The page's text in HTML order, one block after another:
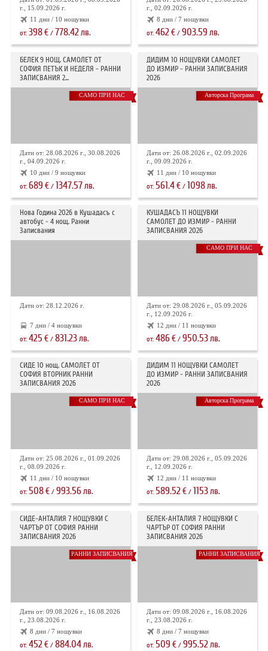
г., 15.09.2026 г.
11 дни / 10 нощувки
от: 398€/ 778.42лв.
г., 02.09.2026 г.
8 дни / 7 нощувки
от:462€ /903.59 лв.
БЕЛЕК 9 НОЩ. САМОЛЕТ ОТ
СОФИЯ ПЕТЪК И НЕДЕЛЯ - РАННИ
ЗАПИСВАНИЯ 2...
САМО ПРИ НАС
Дати от: 28.08.2026 г., 30.08.2026
г., 04.09.2026 г.
10 дни / 9 нощувки
от: 689 €/ 1347.57лв.
ДИДИМ 10 НОЩУВКИ САМОЛЕТ
ДО ИЗМИР - РАННИ ЗАПИСВАНИЯ
2026
Авторска Програма
Дати от: 26.08.2026 г., 02.09.2026
г., 09.09.2026 г.
11 дни / 10 нощувки
от:561.4€ / 1098лв.
Нова Година 2026 в Кушадасъ с
автобус - 4 нощ. Ранни
Записвания
Дати от: 28.12.2026 г.
7 дни / 4 нощувки
от: 425 €/ 831.23лв.
КУШАДАСЪ 11 НОЩУВКИ
САМОЛЕТ ДО ИЗМИР - РАННИ
ЗАПИСВАНИЯ 2026
САМО ПРИ НАС
Дати от: 29.08.2026 г., 05.09.2026
г., 12.09.2026 г.
12 дни / 11 нощувки
от:486€ /950.53лв.
СИДЕ 10 нощ. САМОЛЕТ ОТ
СОФИЯ ВТОРНИК РАННИ
ЗАПИСВАНИЯ 2026
САМО ПРИ НАС
Дати от: 25.08.2026 г., 01.09.2026
г., 08.09.2026 г.
11 дни / 10 нощувки
от: 508€/ 993.56лв.
ДИДИМ 11 НОЩУВКИ САМОЛЕТ
ДО ИЗМИР - РАННИ ЗАПИСВАНИЯ
2026
Авторска Програма
Дати от: 29.08.2026 г., 05.09.2026
г., 12.09.2026 г.
12 дни / 11 нощувки
от:589.52€ / 1153лв.
СИДЕ-АНТАЛИЯ 7 НОЩУВКИ С
ЧАРТЪР OT СОФИЯ РАННИ
ЗАПИСВАНИЯ 2026
РАННИ ЗАПИСВАНИЯ
Дати от: 09.08.2026 г., 16.08.2026
г., 23.08.2026 г.
8 дни / 7 нощувки
от: 452€/ 884.04лв.
БЕЛЕК-АНТАЛИЯ 7 НОЩУВКИ С
ЧАРТЪР ОТ СОФИЯ РАННИ
ЗАПИСВАНИЯ 2026
РАННИ ЗАПИСВАНИЯ
Дати от: 09.08.2026 г., 16.08.2026
г., 23.08.2026 г.
8 дни / 7 нощувки
от:509 € /995.52лв.